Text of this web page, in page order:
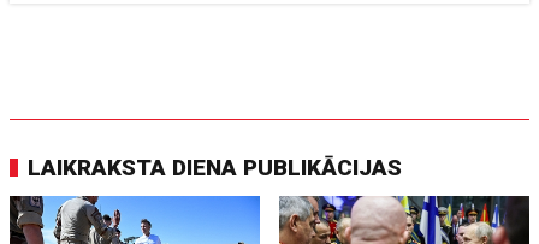
LAIKRAKSTA DIENA PUBLIKĀCIJAS